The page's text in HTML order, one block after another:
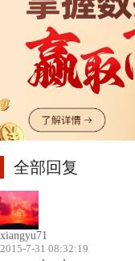
全部回复
xiangyu71
2015-7-31 08:32:19